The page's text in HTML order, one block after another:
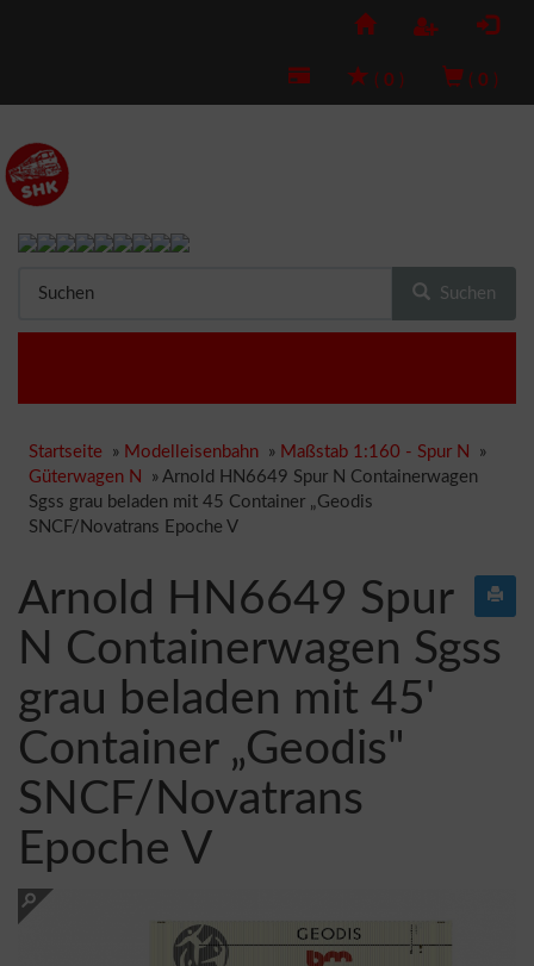
( 0 ) ( 0 )
Suchen
Startseite » Modelleisenbahn » Maßstab 1:160 - Spur N
»
Güterwagen N
» Arnold HN6649 Spur N Containerwagen
Sgss grau beladen mit 45 Container „Geodis
SNCF/Novatrans Epoche V
Arnold HN6649 Spur
N Containerwagen Sgss
grau beladen mit 45'
Container „Geodis"
SNCF/Novatrans
Epoche V